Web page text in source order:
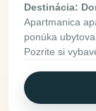
Destinácia:
Apartmanica
ponúka
Pozrite si